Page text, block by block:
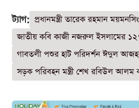
ট্যাগ: প্রধানমন্ত্রী তারেক রহমান
জাতীয় কবি কাজী নজরুল ইসলামের
গাবতলী পশুর হাট পরিদর্শন ঈদুল
সড়ক পরিবহন মন্ত্রী শেখ রবিউল আলম